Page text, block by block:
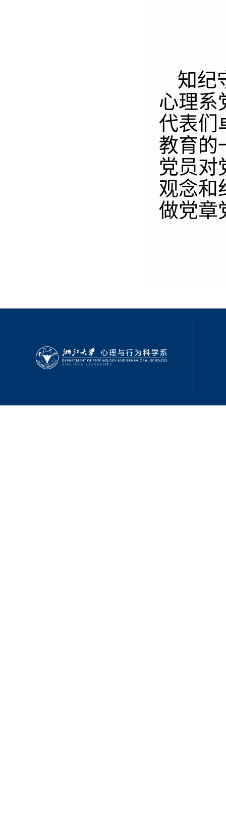
知纪
心理系
代表们
教育的
党员对
观念和
做党章